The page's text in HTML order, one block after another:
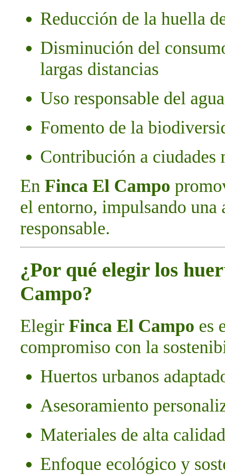
Reducción de la huella
Disminución del
largas distancias
Uso responsable del
Fomento de la
Contribución a ciudades
En Finca El Campo
el entorno, impulsando
responsable.
¿Por qué elegir los
Campo?
Elegir Finca El Campo es
compromiso con la
Huertos urbanos
Asesoramiento
Materiales de alta calidad
Enfoque ecológico y